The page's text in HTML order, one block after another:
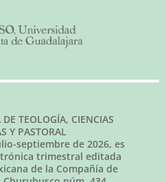
DE TEOLOGÍA, CIENCIAS
Y PASTORAL
septiembre de 2026, es
trimestral editada
de la Compañía de